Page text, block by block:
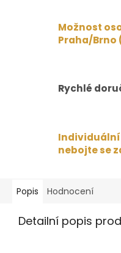
Možnost
Praha/Brno
Rychlé
nebojte se
Popis Hodnocení
Detailní popis